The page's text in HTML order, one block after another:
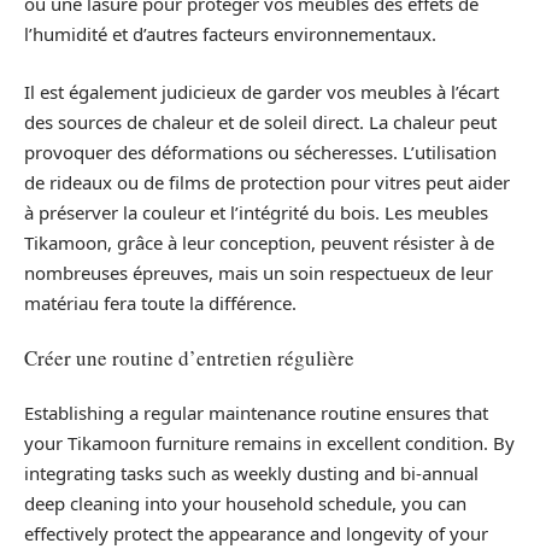
l’humidité et d’autres facteurs environnementaux.
Il est également judicieux de garder vos meubles à l’écart
des sources de chaleur et de soleil direct. La chaleur peut
provoquer des déformations ou sécheresses. L’utilisation
de rideaux ou de films de protection pour vitres peut aider
à préserver la couleur et l’intégrité du bois. Les meubles
Tikamoon, grâce à leur conception, peuvent résister à de
nombreuses épreuves, mais un soin respectueux de leur
matériau fera toute la différence.
Créer une routine d’entretien régulière
Establishing a regular maintenance routine ensures that
your Tikamoon furniture remains in excellent condition. By
integrating tasks such as weekly dusting and bi-annual
deep cleaning into your household schedule, you can
effectively protect the appearance and longevity of your